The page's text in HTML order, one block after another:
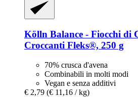
Kölln Balance -​ Fiocchi di
Croccanti Fleks®, 250 g
70% crusca d'avena
Combinabili in molti modi
Vegan e senza additivi
€ 2,79 (€ 11,16 / kg)